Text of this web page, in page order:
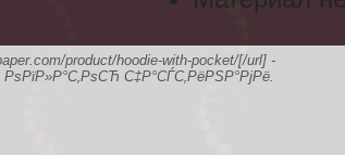
product/hoodie-with-pocket/[/url] -
С‡Р°СЃС‚РёРЅР°РјРё.